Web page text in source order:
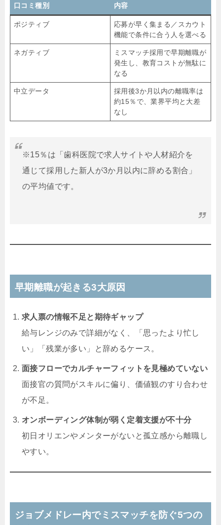
口コミ種別 内容
ポジティブ
応募が早く集まる／スカウト
機能で条件に合う人を選べる
ネガティブ
ミスマッチ採用で早期離職が
発生し、教育コストが無駄に
なる
中立データ
採用後3か月以内の離職率は
約15％で、業界平均と大差
なし
※15％は「歯科医院で求人サイトや人材紹介を
通じて採用した新人が3か月以内に辞める割合」
の平均値です。
早期離職が起きる3大原因
求人票の情報不足と期待ギャップ
給与レンジのみで詳細がなく、「思ったより忙し
い」「残業が多い」と辞めるケース。
面接フローでカルチャーフィットを見極めていない
面接官の質問がスキルに偏り、価値観のすり合わせ
が不足。
オンボーディング体制が弱く定着支援が不十分
初日オリエンやメンターがないと孤立感から離職し
やすい。
ジョブメドレー内でミスマッチを防ぐ5つの